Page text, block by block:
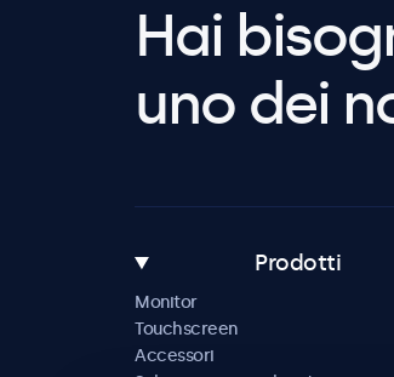
Hai
uno dei
Prodotti
Monitor
Touchscreen
Accessori